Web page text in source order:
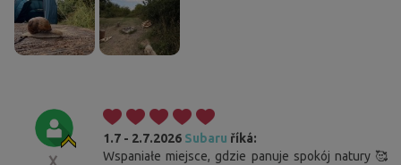
1.7 - 2.7.2026 Subaru říká:
Wspaniałe miejsce, gdzie panuje spokój natury 🥰